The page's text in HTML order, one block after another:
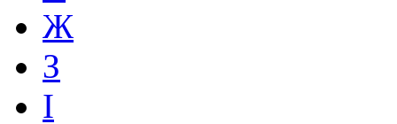
Ж
З
І